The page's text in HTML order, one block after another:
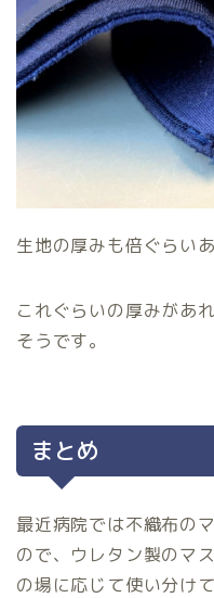
生地の厚みも倍ぐらいあ
これぐらいの厚みがあ
そうです。
まとめ
最近病院では不織布の
ので、ウレタン製のマ
の場に応じて使い分け